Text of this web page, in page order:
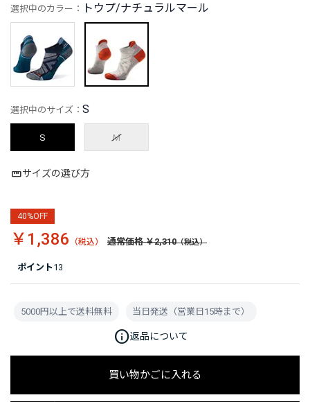
ポイント13
選択中のカラー： トウプ/ナチュラルマール
選択中のサイズ： S
S M
サイズの選び方
40%OFF
￥1,386 通常価格 ￥2,310
買い物かごに入れる
5000円以上で送料無料 当日発送（営業日15時まで）
info返品について